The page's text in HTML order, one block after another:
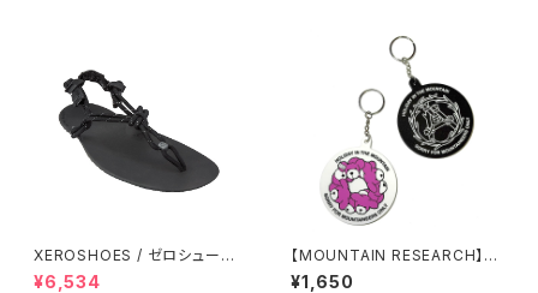
XEROSHOES / ゼロシュー
ズ ジェネシス
¥6,534
【MOUNTAIN RESEARCH】Bi
g Key Holder
¥1,650